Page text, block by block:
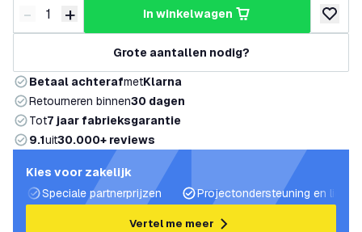
Verminder hoeveelheid
- Verhoog hoeveelheid
+ in winkelwagen
Grote aantallen nodig?
Betaal achterafmetKlarna
Retourneren binnen30 dagen
Tot7 jaar fabrieksgarantie
9.1uit30.000+ reviews
Kies voor zakelijk
Speciale partnerprijzen
Projectondersteuning en
Vertel me meer